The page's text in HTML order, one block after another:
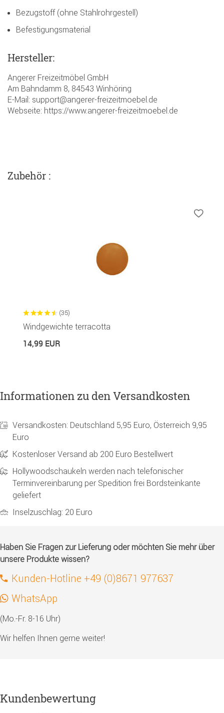
Bezugstoff (ohne Stahlrohrgestell)
Befestigungsmaterial
Hersteller:
Angerer Freizeitmöbel GmbH
Am Bahndamm 8, 84543 Winhöring
E-Mail: support@angerer-freizeitmoebel.de
Webseite: https://www.angerer-freizeitmoebel.de
Zubehör :
(35)
Windgewichte terracotta
14,99 EUR
Informationen zu den Versandkosten
Versandkosten: Deutschland 5,95 Euro, Österreich 9,95
Euro
Kostenloser Versand ab 200 Euro Bestellwert
Hollywoodschaukeln werden nach telefonischer
Terminvereinbarung per Spedition frei Bordsteinkante
geliefert
Inselzuschlag: 20 Euro
Haben Sie Fragen zur Lieferung oder möchten Sie mehr über
unsere Produkte wissen?
Kunden-Hotline +49 (0)8671 977637
WhatsApp
(Mo.-Fr. 8-16 Uhr)
Wir helfen Ihnen gerne weiter!
Kundenbewertung